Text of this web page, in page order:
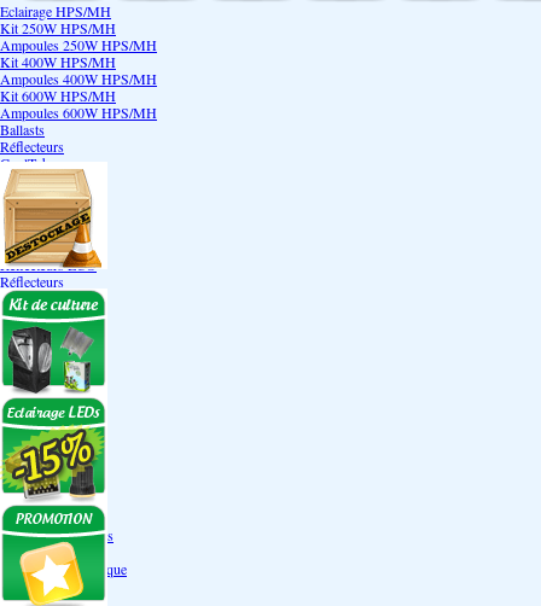
Eclairage HPS/MH
Kit 250W HPS/MH
Ampoules 250W HPS/MH
Kit 400W HPS/MH
Ampoules 400W HPS/MH
Kit 600W HPS/MH
Ampoules 600W HPS/MH
Ballasts
Réflecteurs
CoolTube
Accessoires
Eclairages LEDs
Eclairages ECO
Kits ECO
Ampoules ECO
Réflecteurs ECO
Réflecteurs
Accessoires
Box Discount
Box par marque
Hortibox
Homebox
Dark Room II
GrowLab
Box par taille
Box 40 cm
Box 60 cm
Box 80-90 cm
Box 120 cm
Autres tailles Box
Box double étages
Engrais par familles
Engrais terre
Engrais hydroponique
Engrais-Coco